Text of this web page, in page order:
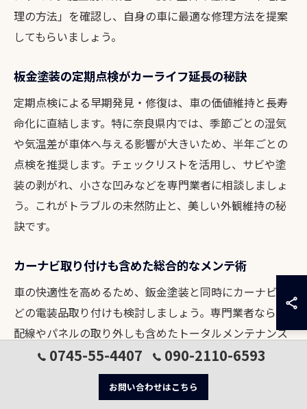
理の方法」を確認し、自身の車に最適な修理方法を提案
してもらいましょう。
板金塗装の定期点検がカーライフ延長の秘訣
定期点検による早期発見・修復は、車の価値維持と長寿
命化に直結します。特に奈良県内では、季節ごとの湿気
や気温差が車体へ与える影響が大きいため、半年ごとの
点検を推奨します。チェックリストを活用し、サビや塗
装の剥がれ、小さな凹みなどを専門業者に相談しましょ
う。これがトラブルの未然防止と、美しい外観維持の秘
訣です。
カーナビ取り付けも含めた総合的なメンテ術
車の快適性を高めるため、鈑金塗装と同時にカーナビな
どの電装品取り付けも検討しましょう。専門業者なら、
配線やパネルの取り外しも含めたトータルメンテナンス
が可能です。一括依頼により、作業の手間や時間を削減
し、車のコンディションを総合的に整えられます。修理
や部品交換と合わせ、総合的な点検を依頼するのが賢明
0745-55-4407 090-2110-6593
お問い合わせはこちら